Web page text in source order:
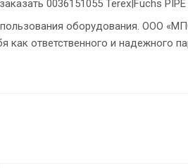
0036151055 Terex|Fuchs
оборудования. ООО
как ответственного и надежного